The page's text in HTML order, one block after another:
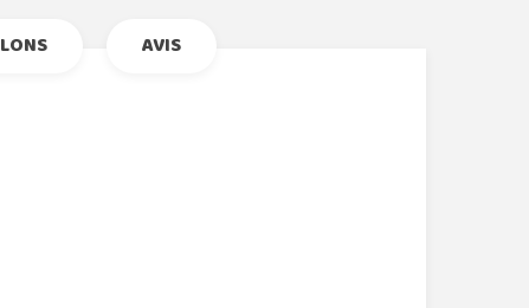
AVIS